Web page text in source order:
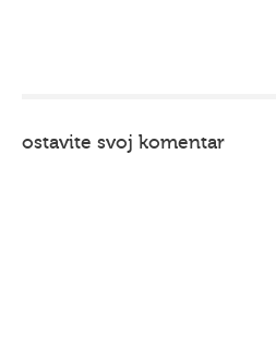
ostavite svoj komentar